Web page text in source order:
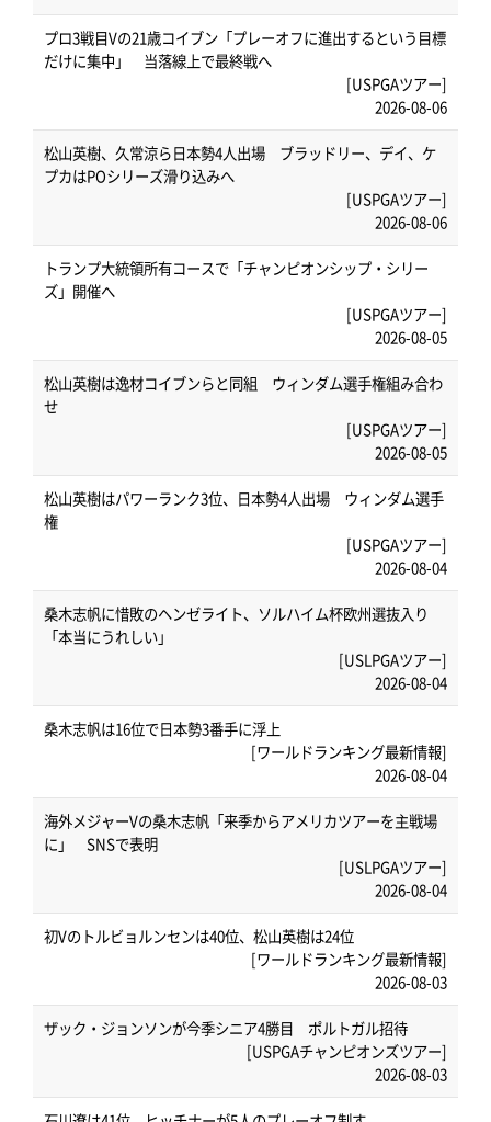
プロ3戦目Vの21歳コイブン「プレーオフに進出するという目標
だけに集中」 当落線上で最終戦へ
[USPGAツアー]
2026-08-06
松山英樹、久常涼ら日本勢4人出場 ブラッドリー、デイ、ケ
プカはPOシリーズ滑り込みへ
[USPGAツアー]
2026-08-06
トランプ大統領所有コースで「チャンピオンシップ・シリー
ズ」開催へ
[USPGAツアー]
2026-08-05
松山英樹は逸材コイブンらと同組 ウィンダム選手権組み合わ
せ
[USPGAツアー]
2026-08-05
松山英樹はパワーランク3位、日本勢4人出場 ウィンダム選手
権
[USPGAツアー]
2026-08-04
桑木志帆に惜敗のヘンゼライト、ソルハイム杯欧州選抜入り
「本当にうれしい」
[USLPGAツアー]
2026-08-04
桑木志帆は16位で日本勢3番手に浮上
[ワールドランキング最新情報]
2026-08-04
海外メジャーVの桑木志帆「来季からアメリカツアーを主戦場
に」 SNSで表明
[USLPGAツアー]
2026-08-04
初Vのトルビョルンセンは40位、松山英樹は24位
[ワールドランキング最新情報]
2026-08-03
ザック・ジョンソンが今季シニア4勝目 ポルトガル招待
[USPGAチャンピオンズツアー]
2026-08-03